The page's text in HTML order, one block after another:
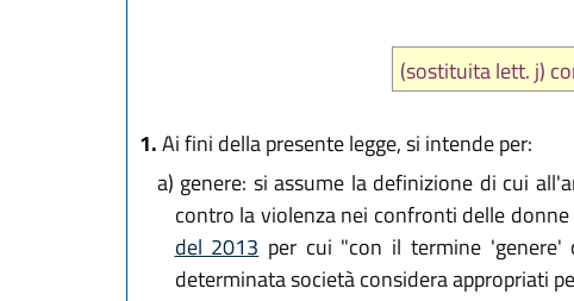
(sostituita lett. j)
1.Ai fini della presente legge, si intende per:
a) genere: si assume la definizione di cui
contro la violenza nei confronti delle
del 2013 per cui "con il termine
determinata società considera appropriati